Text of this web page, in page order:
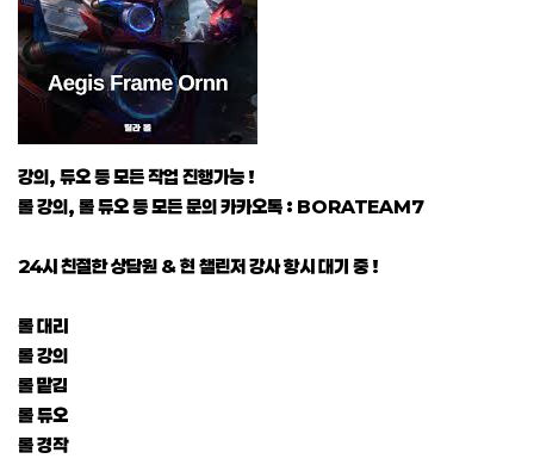
강의, 듀오 등 모든 작업 진행가능 !
롤 강의, 롤 듀오 등 모든 문의 카카오톡 : BORATEAM7
24시 친절한 상담원 & 현 챌린저 강사 항시 대기 중 !
롤 대리
롤 강의
롤 맡김
롤 듀오
롤 경작